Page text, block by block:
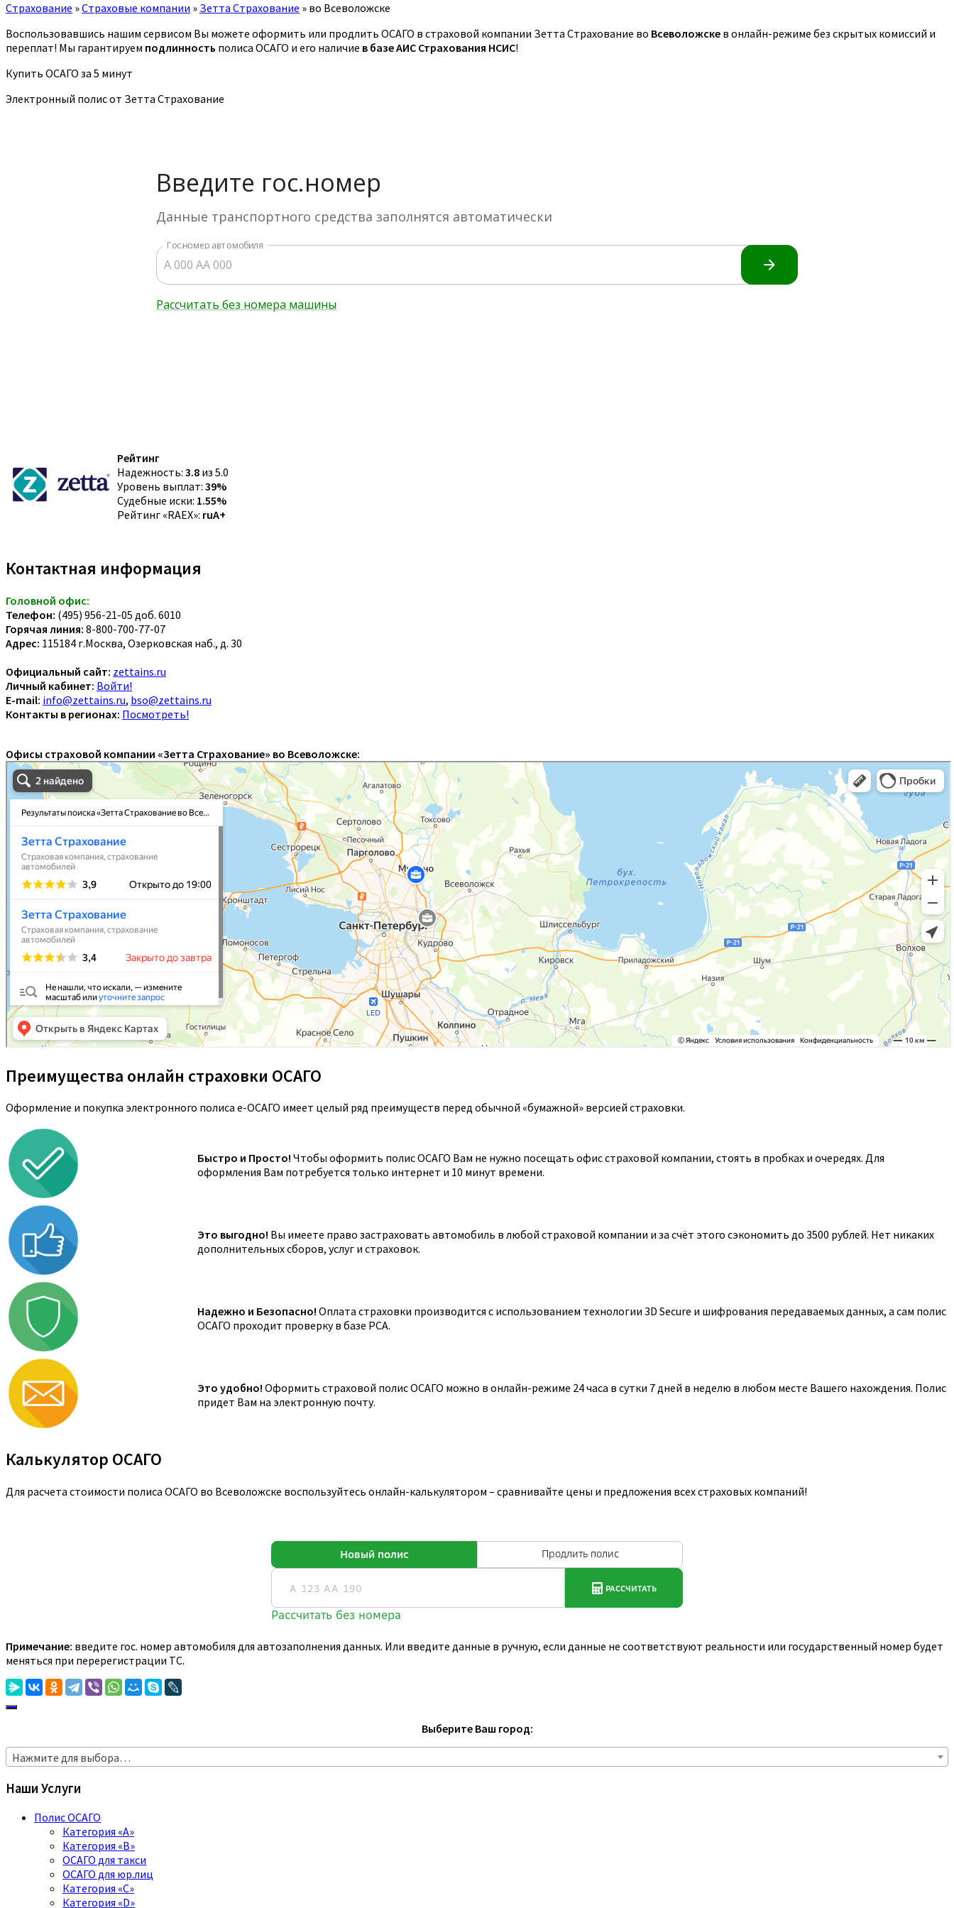
Страхование »Страховые компании » Зетта Страхование » во Всеволожске
Воспользовавшись нашим сервисом Вы можете оформить или продлить ОСАГО в страховой компании Зетта Страхование во Всеволожске в онлайн-режиме без скрытых комиссий и
переплат! Мы гарантируем подлинность полиса ОСАГО и его наличие в базе АИС Страхования НСИС!
Купить ОСАГО за 5 минут
Электронный полис от Зетта Страхование
Рейтинг
Надежность: 3.8 из 5.0
Уровень выплат: 39%
Судебные иски: 1.55%
Рейтинг «RAEX»: ruA+
Контактная информация
Головной офис:
Телефон: (495) 956-21-05 доб. 6010
Горячая линия: 8-800-700-77-07
Адрес: 115184 г.Москва, Озерковская наб., д. 30
Официальный сайт: zettains.ru
Личный кабинет: Войти!
E-mail: info@zettains.ru, bso@zettains.ru
Контакты в регионах: Посмотреть!
Офисы страховой компании «Зетта Страхование» во Всеволожске:
Преимущества онлайн страховки ОСАГО
Оформление и покупка электронного полиса е-ОСАГО имеет целый ряд преимуществ перед обычной «бумажной» версией страховки.
Быстро и Просто! Чтобы оформить полис ОСАГО Вам не нужно посещать офис страховой компании, стоять в пробках и очередях. Для
оформления Вам потребуется только интернет и 10 минут времени.
Это выгодно! Вы имеете право застраховать автомобиль в любой страховой компании и за счёт этого сэкономить до 3500 рублей. Нет никаких
дополнительных сборов, услуг и страховок.
Надежно и Безопасно! Оплата страховки производится с использованием технологии 3D Secure и шифрования передаваемых данных, а сам полис
ОСАГО проходит проверку в базе РСА.
Это удобно! Оформить страховой полис ОСАГО можно в онлайн-режиме 24 часа в сутки 7 дней в неделю в любом месте Вашего нахождения. Полис
придет Вам на электронную почту.
Калькулятор ОСАГО
Для расчета стоимости полиса ОСАГО во Всеволожске воспользуйтесь онлайн-калькулятором – сравнивайте цены и предложения всех страховых компаний!
Примечание: введите гос. номер автомобиля для автозаполнения данных. Или введите данные в ручную, если данные не соответствуют реальности или государственный номер будет
меняться при перерегистрации ТС.
Выберите Ваш город:
Нажмите для выбора…
Наши Услуги
Полис ОСАГО
Категория «A»
Категория «B»
ОСАГО для такси
ОСАГО для юр.лиц
Категория «C»
Категория «D»